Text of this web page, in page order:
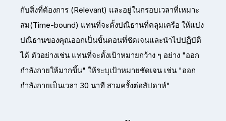
กับสิ่งที่ต้องการ (Relevant) และอยู่ในกรอบเวลาที่เหมาะ
สม(Time-bound) แทนที่จะตั้งปณิธานที่คลุมเครือ ให้แบ่ง
ปณิธานของคุณออกเป็นขั้นตอนที่ชัดเจนและนำไปปฏิบัติ
ได้ ตัวอย่างเช่น แทนที่จะตั้งเป้าหมายกว้าง ๆ อย่าง "ออก
กำลังกายให้มากขึ้น" ให้ระบุเป้าหมายชัดเจน เช่น "ออก
กำลังกายเป็นเวลา 30 นาที สามครั้งต่อสัปดาห์"